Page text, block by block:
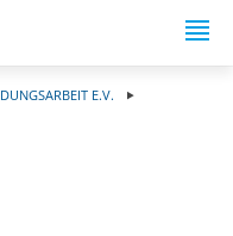
E.V.